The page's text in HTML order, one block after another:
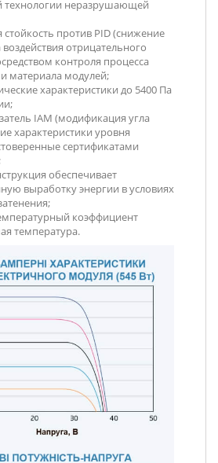
технологии неразрушающей
стойкость против PID (снижение
отрицательного
контроля процесса
материала модулей;
характеристики до 5400 Па
IAM (модификация угла
характеристики уровня
сертификатами
обеспечивает
выработку энергии в условиях
коэффициент
температура.